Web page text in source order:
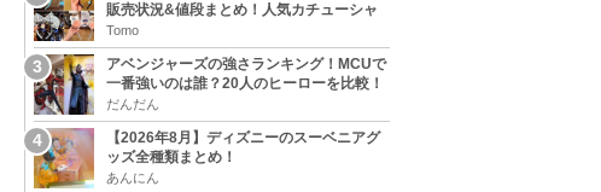
販売状況&値段まとめ！人気カチューシャ
をチェック
Tomo
アベンジャーズの強さランキング！MCUで
一番強いのは誰？20人のヒーローを比較！
だんだん
【2026年8月】ディズニーのスーベニアグ
ッズ全種類まとめ！
あんにん